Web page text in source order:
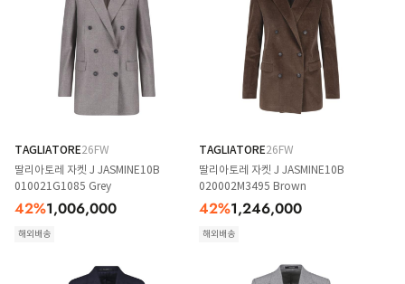
TAGLIATORE26FW
딸리아토레 자켓 J JASMINE10B
010021G1085 Grey
42%1,006,000
해외배송
TAGLIATORE26FW
딸리아토레 자켓 J JASMINE10B
020002M3495 Brown
42%1,246,000
해외배송